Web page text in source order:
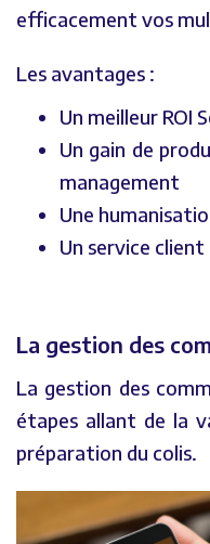
efficacement vos
Les avantages :
Un meilleur ROI
Un gain de
management
Une
Un service
La gestion des
La gestion des
étapes allant de la
préparation du colis.